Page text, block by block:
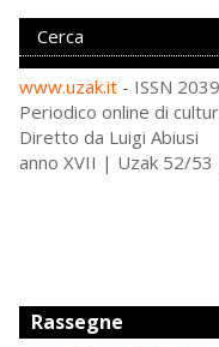
www.uzak.it - ISSN
Periodico online di
Diretto da Luigi Abiusi
anno XVII | Uzak 52/
Rassegne